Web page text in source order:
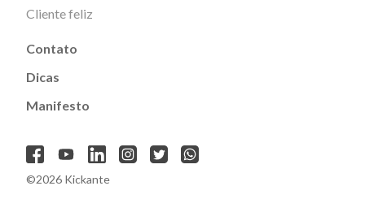
Cliente feliz
Contato
Dicas
Manifesto
©2026 Kickante